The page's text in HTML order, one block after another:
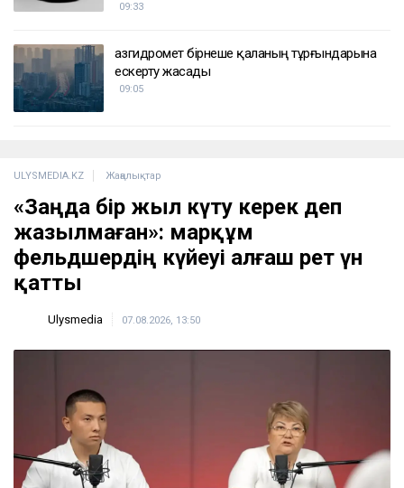
09:33
Қазгидромет бірнеше қаланың тұрғындарына
ескерту жасады
09:05
ULYSMEDIA.KZ Жаңалықтар
«Заңда бір жыл күту керек деп
жазылмаған»: марқұм
фельдшердің күйеуі алғаш рет үн
қатты
Ulysmedia 07.08.2026, 13:50